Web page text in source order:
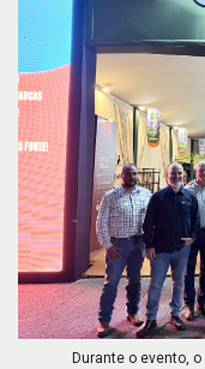
Durante o evento,